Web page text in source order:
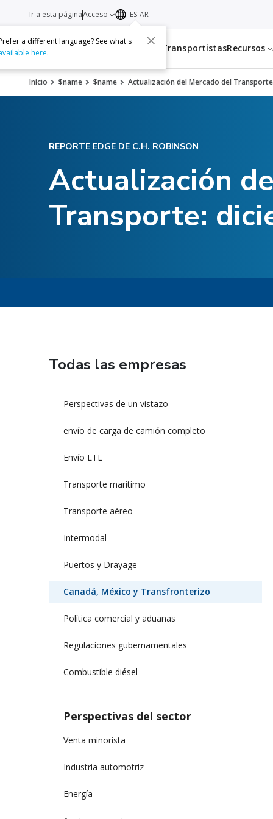
Servicios TransportistasRecursos
Ir a esta páginaAcceso ES-AR
a different language? See what's
here.
Início $name $name Actualización del Mercado del
REPORTE EDGE DE C.H. ROBINSON
Actualización
Transporte:
Todas las empresas
Perspectivas de un vistazo
envío de carga de camión completo
Envío LTL
Transporte marítimo
Transporte aéreo
Intermodal
Puertos y Drayage
Canadá, México y Transfronterizo
Política comercial y aduanas
Regulaciones gubernamentales
Combustible diésel
Perspectivas del sector
Venta minorista
Industria automotriz
Energía